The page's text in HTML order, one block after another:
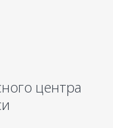
центра